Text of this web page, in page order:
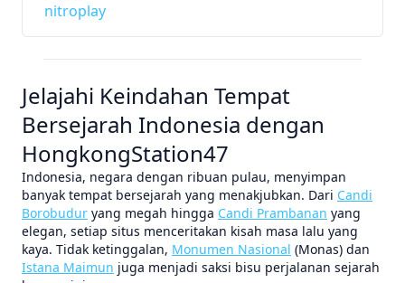
nitroplay
Jelajahi Keindahan Tempat
Bersejarah Indonesia dengan
HongkongStation47
Indonesia, negara dengan ribuan pulau, menyimpan
banyak tempat bersejarah yang menakjubkan. Dari Candi
Borobudur yang megah hingga Candi Prambanan yang
elegan, setiap situs menceritakan kisah masa lalu yang
kaya. Tidak ketinggalan, Monumen Nasional (Monas) dan
Istana Maimun juga menjadi saksi bisu perjalanan sejarah